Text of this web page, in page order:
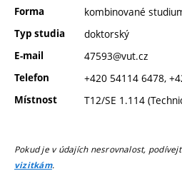
Forma kombinované
Typ studia doktorský
E-mail 47593@vut.cz
Telefon +420 54114 6478,
Místnost T12/SE 1.114
Pokud je v údajích nesrovnalost,
vizitkám.